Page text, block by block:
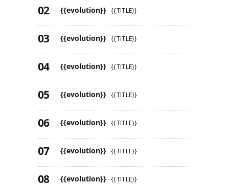
{{evolution}} {{TITLE}}
{{evolution}} {{TITLE}}
{{evolution}} {{TITLE}}
{{evolution}} {{TITLE}}
{{evolution}} {{TITLE}}
{{evolution}} {{TITLE}}
{{evolution}} {{TITLE}}